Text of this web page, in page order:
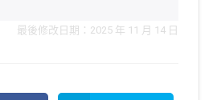
最後修改日期：2025 年 11 月 14 日